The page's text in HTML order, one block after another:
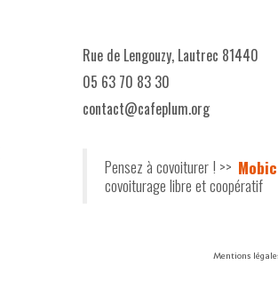
Rue de Lengouzy, Lautrec 81440
05 63 70 83 30
contact@cafeplum.org
Pensez à covoiturer ! >>
covoiturage libre et coopératif
Mentions